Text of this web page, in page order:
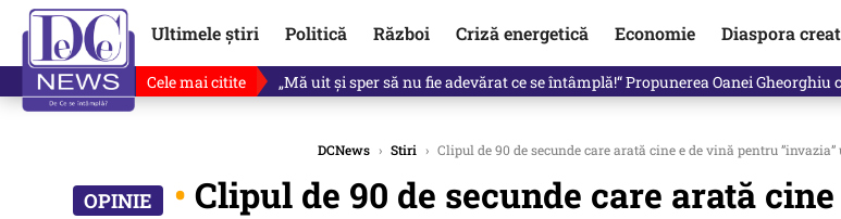
Ultimele știri Politică Război Criză energetică Economie Diaspora
Cele mai citite Ce se întâmplă cu primul buletin electronic, decizia luată astăzi de Guvern
DCNews › Stiri › Clipul de 90 de secunde care arată cine e de vină pentru
• Clipul de 90 de secunde care arată